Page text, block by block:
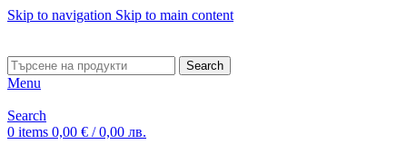
Skip to navigation Skip to main content
Search
Menu
Search
0 items 0,00 € / 0,00 лв.